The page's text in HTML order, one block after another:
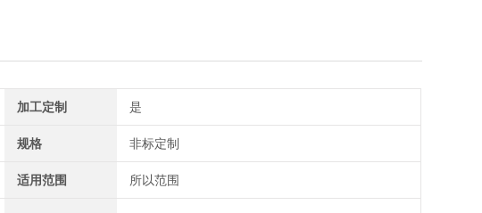
加工定制 是
规格 非标定制
适用范围 所以范围